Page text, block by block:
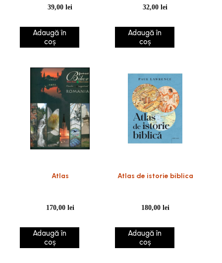
Sfant in viata Bisericii
39,00lei
Adaugă în
coș
32,00lei
Adaugă în
coș
Atlas
170,00 lei
Adaugă în
coș
Atlas de istorie biblica
180,00 lei
Adaugă în
coș